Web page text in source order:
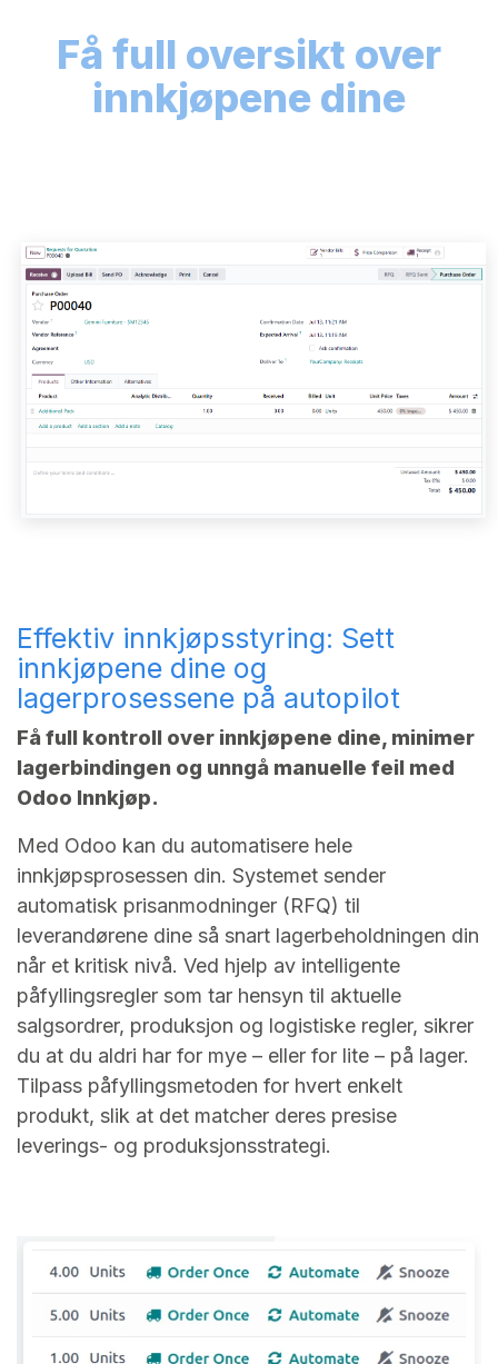
Få full oversikt over
innkjøpene dine
Effektiv innkjøpsstyring: Sett
innkjøpene dine og
lagerprosessene på autopilot
Få full kontroll over innkjøpene dine, minimer
lagerbindingen og unngå manuelle feil med
Odoo Innkjøp.
Med Odoo kan du automatisere hele
innkjøpsprosessen din. Systemet sender
automatisk prisanmodninger (RFQ) til
leverandørene dine så snart lagerbeholdningen din
når et kritisk nivå. Ved hjelp av intelligente
påfyllingsregler som tar hensyn til aktuelle
salgsordrer, produksjon og logistiske regler, sikrer
du at du aldri har for mye – eller for lite – på lager.
Tilpass påfyllingsmetoden for hvert enkelt
produkt, slik at det matcher deres presise
leverings- og produksjonsstrategi.